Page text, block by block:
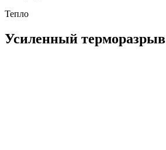
Тепло
Усиленный терморазрыв